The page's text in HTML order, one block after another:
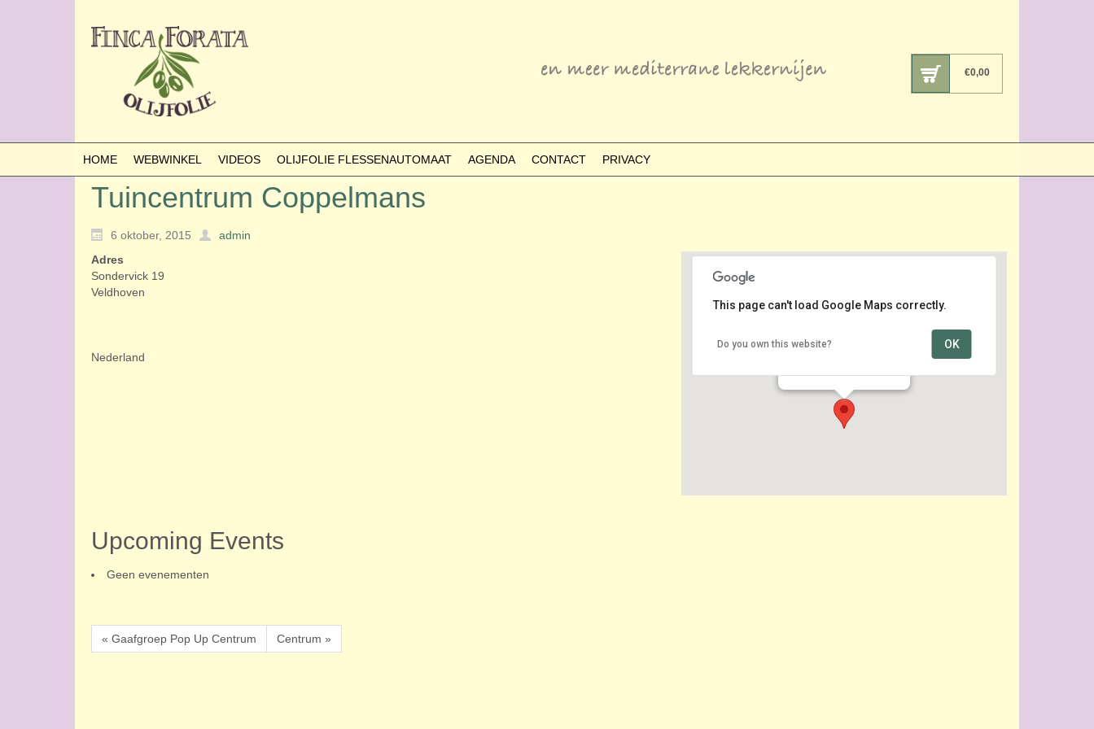
€0,00
HOME WEBWINKEL VIDEOS OLIJFOLIE FLESSENAUTOMAAT AGENDA CONTACT PRIVACY
Tuincentrum Coppelmans
6 oktober, 2015 admin
Tuincentrum Coppelmans
This page can't load Google Maps correctly.
Do you own this website? OK
Adres
Sondervick 19
Veldhoven
Nederland
Upcoming Events
Geen evenementen
« Gaafgroep Pop Up Centrum Centrum »